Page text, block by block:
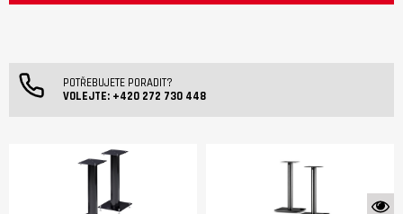
POTŘEBUJETE PORADIT?
VOLEJTE: +420 272 730 448